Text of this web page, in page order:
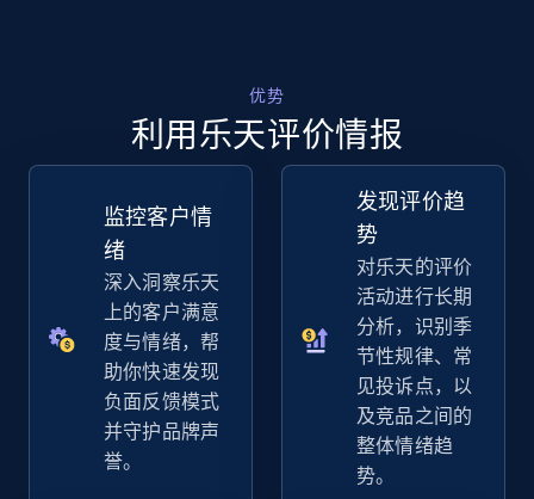
TikTok Shop - discover records by shop url
URL, Title, Available, Description, Currency, Initial
price, Final price, Discount percent, and more.
5.4K+ 667+ 立即开始
Amazon sellers info
Seller id, URL, Seller name, Description, Detailed
优势
利用乐天评价情报
监控客户情
绪
深入洞察乐天
上的客户满意
度与情绪，帮
助你快速发现
负面反馈模式
并守护品牌声
誉。
发现评价趋
势
对乐天的评价
活动进行长期
分析，识别季
节性规律、常
见投诉点，以
及竞品之间的
整体情绪趋
势。